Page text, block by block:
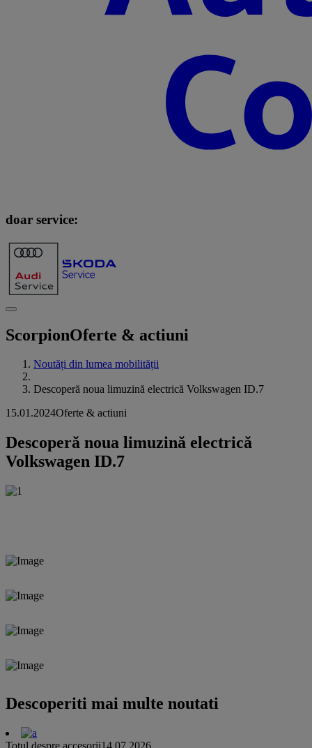
doar service:
ScorpionOferte & actiuni
Noutăți din lumea mobilității
Descoperă noua limuzină electrică Volkswagen ID.7
15.01.2024Oferte & actiuni
Descoperă noua limuzină electrică
Volkswagen ID.7
Descoperiti mai multe noutati